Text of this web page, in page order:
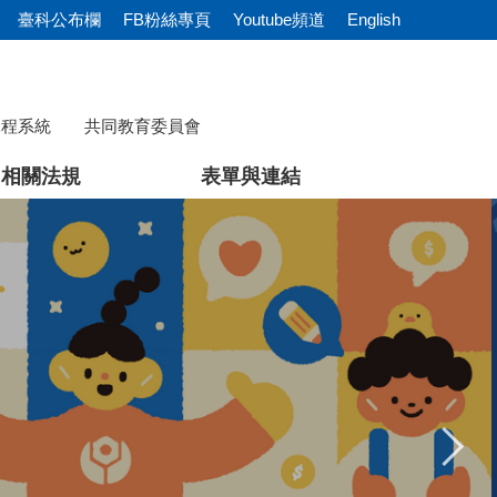
臺科公布欄 FB粉絲專頁 Youtube頻道 English
系統 共同教育委員會
相關法規 表單與連結